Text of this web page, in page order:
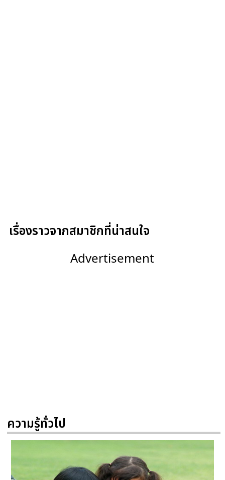
เรื่องราวจากสมาชิกที่น่าสนใจ
Advertisement
ความรู้ทั่วไป